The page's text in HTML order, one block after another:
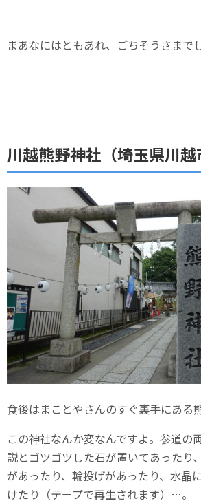
まあなにはともあれ、ごちそうさまで
川越熊野神社（埼玉県川越
食後はまことやさんのすぐ裏手にある
この神社なんか変なんですよ。参道の
説とゴツゴツした石が置いてあったり
があったり、輪投げがあったり、水晶
けたり（テープで再生されます）…。